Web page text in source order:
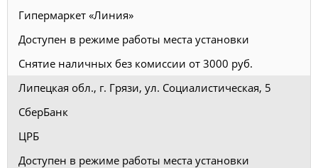
Гипермаркет «Линия»
Доступен в режиме работы места установки
Снятие наличных без комиссии от 3000 руб.
Липецкая обл., г. Грязи, ул. Социалистическая, 5
СберБанк
ЦРБ
Доступен в режиме работы места установки